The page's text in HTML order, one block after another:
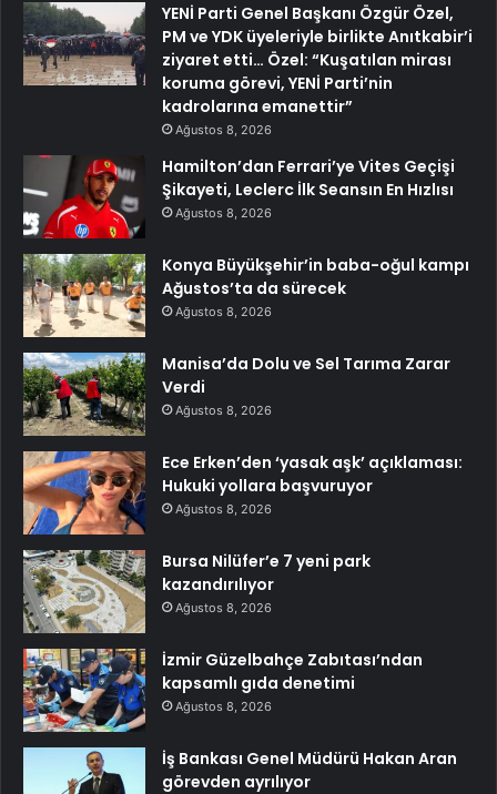
YENİ Parti Genel Başkanı Özgür Özel,
PM ve YDK üyeleriyle birlikte Anıtkabir’i
ziyaret etti… Özel: “Kuşatılan mirası
koruma görevi, YENİ Parti’nin
kadrolarına emanettir”
Ağustos 8, 2026
Hamilton’dan Ferrari’ye Vites Geçişi
Şikayeti, Leclerc İlk Seansın En Hızlısı
Ağustos 8, 2026
Konya Büyükşehir’in baba-oğul kampı
Ağustos’ta da sürecek
Ağustos 8, 2026
Manisa’da Dolu ve Sel Tarıma Zarar
Verdi
Ağustos 8, 2026
Ece Erken’den ‘yasak aşk’ açıklaması:
Hukuki yollara başvuruyor
Ağustos 8, 2026
Bursa Nilüfer’e 7 yeni park
kazandırılıyor
Ağustos 8, 2026
İzmir Güzelbahçe Zabıtası’ndan
kapsamlı gıda denetimi
Ağustos 8, 2026
İş Bankası Genel Müdürü Hakan Aran
görevden ayrılıyor